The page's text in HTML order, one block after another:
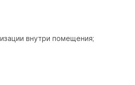
внутри помещения;